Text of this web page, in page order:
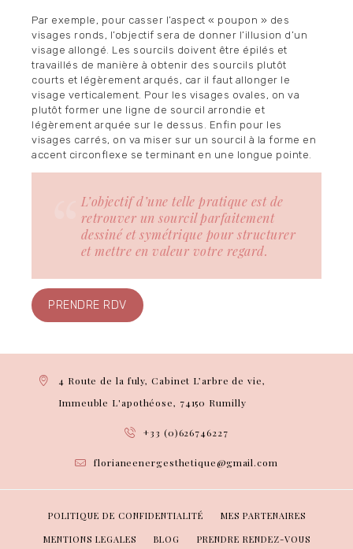
Par exemple, pour casser l’aspect « poupon » des
visages ronds, l’objectif sera de donner l’illusion d’un
visage allongé. Les sourcils doivent être épilés et
travaillés de manière à obtenir des sourcils plutôt
courts et légèrement arqués, car il faut allonger le
visage verticalement. Pour les visages ovales, on va
plutôt former une ligne de sourcil arrondie et
légèrement arquée sur le dessus. Enfin pour les
visages carrés, on va miser sur un sourcil à la forme en
accent circonflexe se terminant en une longue pointe.
L’objectif d’une telle pratique est de
retrouver un sourcil parfaitement
dessiné et symétrique pour structurer
et mettre en valeur votre regard.
PRENDRE RDV
4 Route de la fuly, Cabinet L’arbre de vie,
Immeuble L'apothéose, 74150 Rumilly
+33 (0)626746227
florianeenergesthetique@gmail.com
POLITIQUE DE CONFIDENTIALITÉ
MES PARTENAIRES
MENTIONS LEGALES
BLOG PRENDRE RENDEZ-VOUS